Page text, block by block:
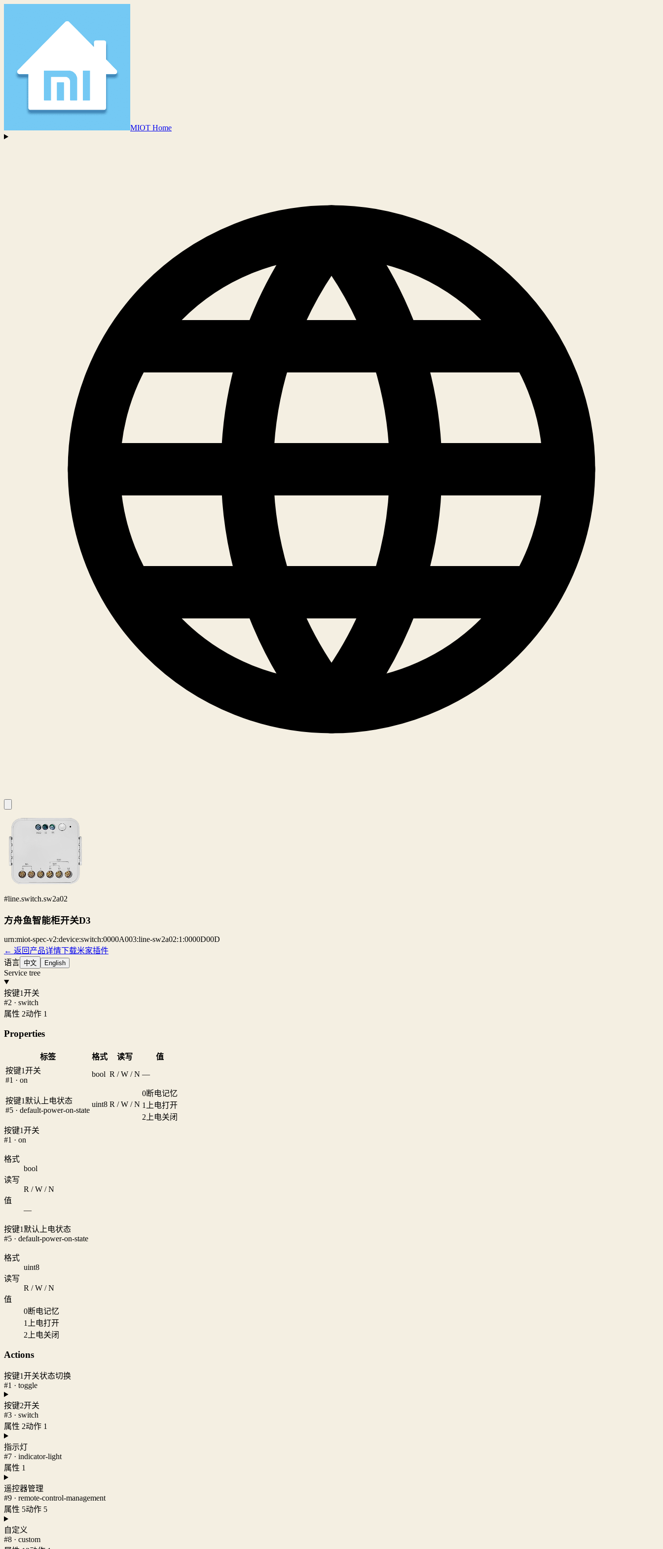
MIOT Home
#line.switch.sw2a02
方舟鱼智能柜开关D3
urn:miot-spec-v2:device:switch:0000A003:line-sw2a02:1:0000D00D
← 返回产品详情下载米家插件
语言 中文 English
Service tree
按键1开关
#2 · switch
属性 2动作 1
Properties
标签 格式 读写
值
按键1开关
#1 · on
bool R / W / N —
按键1默认上电状态
#5 · default-power-on-state
uint8 R / W / N
0断电记忆
1
上电打开
2 上电关闭
按键1开关
#1 · on
格式
bool
读写
R / W / N
值
—
按键1默认上电状态
#5 · default-power-on-state
格式
uint8
读写
R / W / N
值
0断电记忆
1
上电打开
2 上电关闭
Actions
按键1开关状态切换
#1 · toggle
按键2开关
#3 · switch
属性 2动作 1
指示灯
#7 · indicator-light
属性 1
遥控器管理
#9 · remote-control-management
属性 5动作 5
自定义
#8 · custom